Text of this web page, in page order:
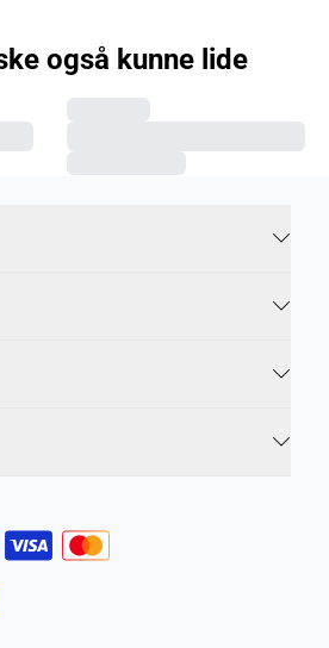
også kunne lide